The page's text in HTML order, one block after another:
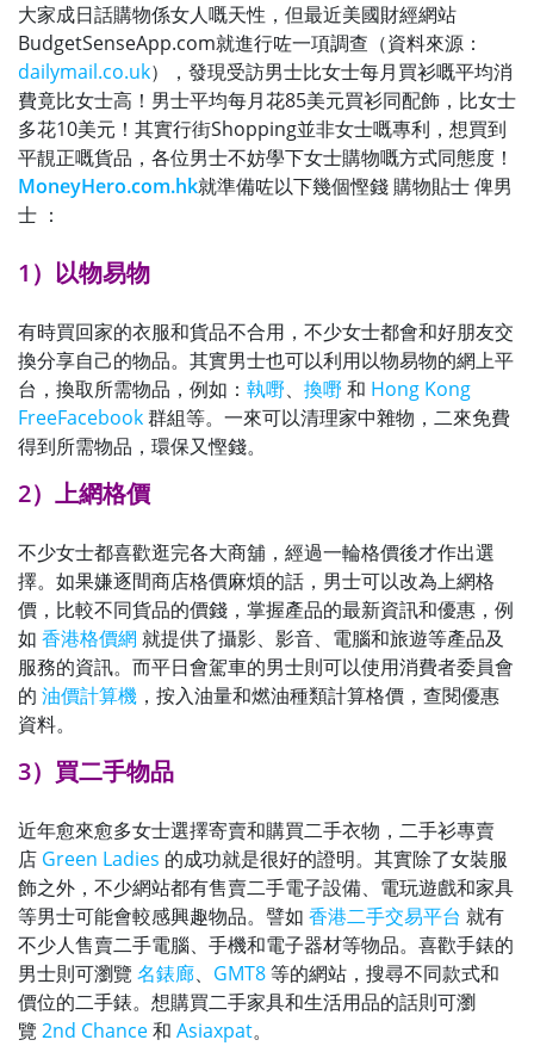
大家成日話購物係女人嘅天性，但最近美國財經網站
BudgetSenseApp.com就進行咗一項調查（資料來源：
dailymail.co.uk）
，發現受訪男士比女士每月買衫嘅平均消
費竟比女士高！男士平均每月花85美元買衫同配飾，比女士
多花10美元！其實行街Shopping並非女士嘅專利，想買到
平靚正嘅貨品，各位男士不妨學下女士購物嘅方式同態度！
MoneyHero.com.hk就準備咗以下幾個慳錢 購物貼士 俾男
士 ：
1）以物易物
有時買回家的衣服和貨品不合用，不少女士都會和好朋友交
換分享自己的物品。其實男士也可以利用以物易物的網上平
台，換取所需物品，例如： 執嘢、 換嘢 和 Hong Kong
FreeFacebook群組等。一來可以清理家中雜物，二來免費
得到所需物品，環保又慳錢。
2）上網格價
不少女士都喜歡逛完各大商舖，經過一輪格價後才作出選
擇。如果嫌逐間商店格價麻煩的話，男士可以改為上網格
價，比較不同貨品的價錢，掌握產品的最新資訊和優惠，例
如 香港格價網 就提供了攝影、影音、電腦和旅遊等產品及
服務的資訊。而平日會駕車的男士則可以使用消費者委員會
的 油價計算機 ，按入油量和燃油種類計算格價，查閱優惠
資料。
3）買二手物品
近年愈來愈多女士選擇寄賣和購買二手衣物，二手衫專賣
店 Green Ladies 的成功就是很好的證明。其實除了女裝服
飾之外，不少網站都有售賣二手電子設備、電玩遊戲和家具
等男士可能會較感興趣物品。譬如 香港二手交易平台 就有
不少人售賣二手電腦、手機和電子器材等物品。喜歡手錶的
男士則可瀏覽 名錶廊、 GMT8等的網站，搜尋不同款式和
價位的二手錶。想購買二手家具和生活用品的話則可瀏
覽 2nd Chance和 Asiaxpat。